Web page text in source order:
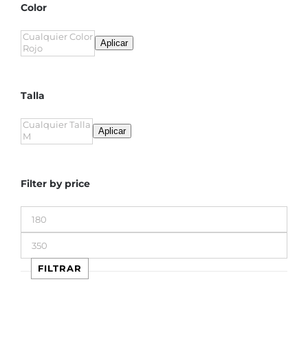
Color
Aplicar
Talla
Aplicar
Filter by price
Precio
mínimo
Precio
máximo
FILTRAR